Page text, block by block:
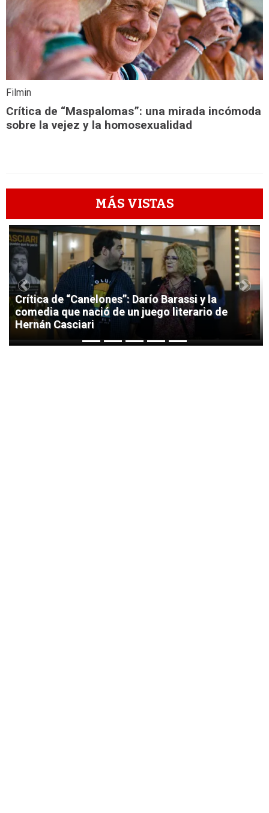
Filmin
Crítica de “Maspalomas”: una mirada incómoda
sobre la vejez y la homosexualidad
MÁS VISTAS
1
Crítica de “Canelones”: Darío Barassi y la
comedia que nació de un juego literario de
Hernán Casciari
Previous Next